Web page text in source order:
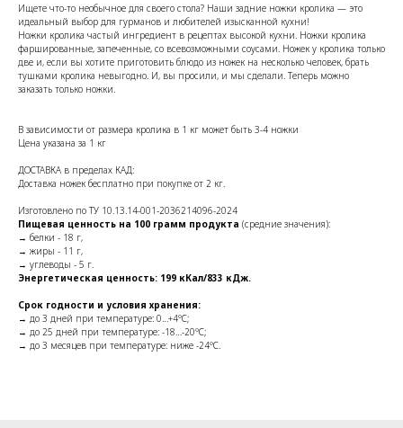
Ищете что-то необычное для своего стола? Наши задние ножки кролика — это
идеальный выбор для гурманов и любителей изысканной кухни!
Ножки кролика частый ингредиент в рецептах высокой кухни. Ножки кролика
фаршированные, запеченные, со всевозможными соусами. Ножек у кролика только
две и, если вы хотите приготовить блюдо из ножек на несколько человек, брать
тушками кролика невыгодно. И, вы просили, и мы сделали. Теперь можно
заказать только ножки.
В зависимости от размера кролика в 1 кг может быть 3-4 ножки
Цена указана за 1 кг
ДОСТАВКА в пределах КАД:
Доставка ножек бесплатно при покупке от 2 кг.
Изготовлено по ТУ 10.13.14-001-2036214096-2024
Пищевая ценность на 100 грамм продукта (средние значения):
→ белки - 18 г,
→ жиры - 11 г,
→ углеводы - 5 г.
Энергетическая ценность: 199 кКал/833 кДж.
Срок годности и условия хранения:
→ до 3 дней при температуре: 0…+4°С;
→ до 25 дней при температуре: -18…-20°С;
→ до 3 месяцев при температуре: ниже -24°С.